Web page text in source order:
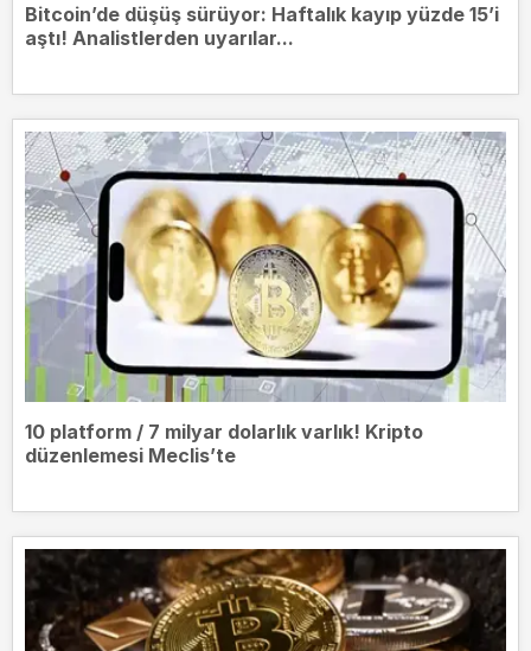
Bitcoin’de düşüş sürüyor: Haftalık kayıp yüzde 15’i
aştı! Analistlerden uyarılar...
10 platform / 7 milyar dolarlık varlık! Kripto
düzenlemesi Meclis’te